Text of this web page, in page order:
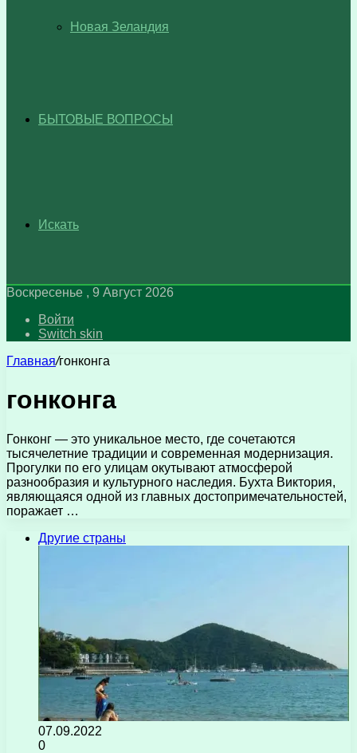
Новая Зеландия
БЫТОВЫЕ ВОПРОСЫ
Искать
Воскресенье , 9 Август 2026
Войти
Switch skin
Главная/гонконга
гонконга
Гонконг — это уникальное место, где сочетаются
тысячелетние традиции и современная модернизация.
Прогулки по его улицам окутывают атмосферой
разнообразия и культурного наследия. Бухта Виктория,
являющаяся одной из главных достопримечательностей,
поражает …
Другие страны
07.09.2022
0